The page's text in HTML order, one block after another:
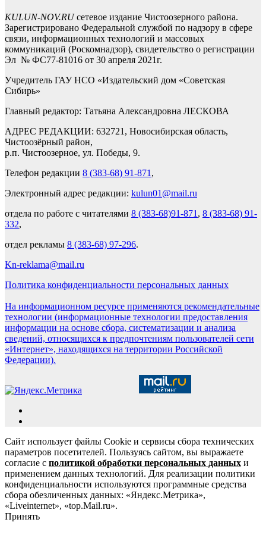
KULUN-NOV.RUсетевое издание Чистоозерного района.
Зарегистрировано Федеральной службой по надзору в сфере
связи, информационных технологий и массовых
коммуникаций (Роскомнадзор), свидетельство о регистрации
Эл № ФС77-81016 от 30 апреля 2021г.
Учредитель ГАУ НСО «Издательский дом «Советская
Сибирь»
Главный редактор: Татьяна Александровна ЛЕСКОВА
АДРЕС РЕДАКЦИИ: 632721, Новосибирская область,
Чистоозёрный район,
р.п. Чистоозерное, ул. Победы, 9.
Телефон редакции 8 (383-68) 91-871 ,
Электронный адрес редакции: kulun01@mail.ru
отдела по работе с читателями 8 (383-68)91-871 , 8 (383-68) 91-
332,
отдел рекламы 8 (383-68) 97-296.
Kn-reklama@mail.ru
Политика конфиденциальности персональных данных
На информационном ресурсе применяются рекомендательные
технологии (информационные технологии предоставления
информации на основе сбора, систематизации и анализа
сведений, относящихся к предпочтениям пользователей сети
«Интернет», находящихся на территории Российской
Федерации).
Сайт использует файлы Cookie и сервисы сбора технических
параметров посетителей. Пользуясь сайтом, вы выражаете
согласие с политикой обработки персональных данных и
применением данных технологий. Для реализации политики
конфиденциальности используются программные средства
сбора обезличенных данных: «Яндекс.Метрика»,
«Liveinternet», «top.Mail.ru».
Принять